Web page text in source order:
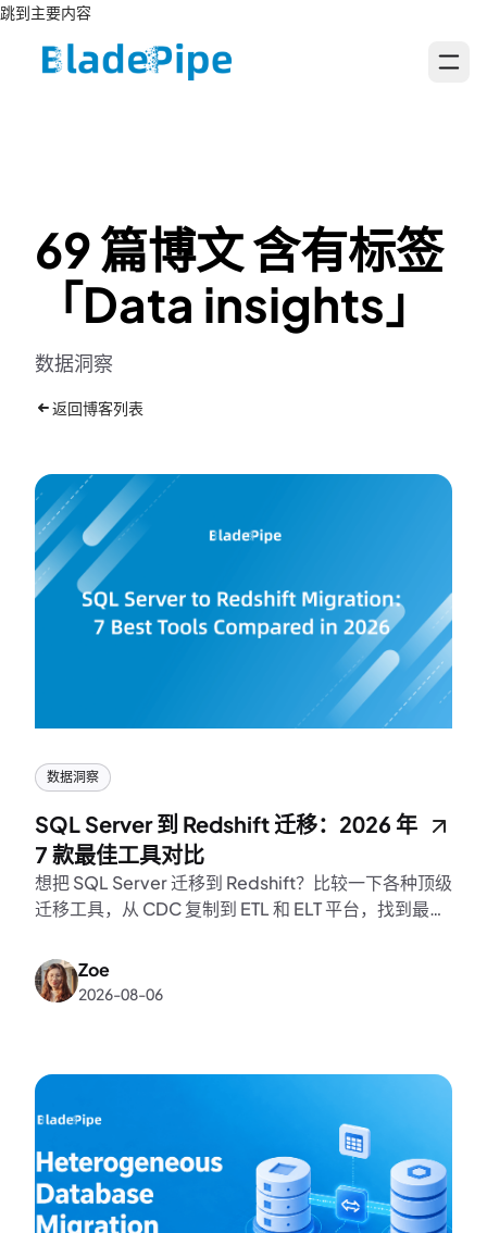
跳到主要内容
69 篇博文 含有标签
「Data insights」
数据洞察
返回博客列表
数据洞察
SQL Server 到 Redshift 迁移：2026 年
7 款最佳工具对比
想把 SQL Server 迁移到 Redshift？比较一下各种顶级
迁移工具，从 CDC 复制到 ETL 和 ELT 平台，找到最适
Zoe
2026-08-06